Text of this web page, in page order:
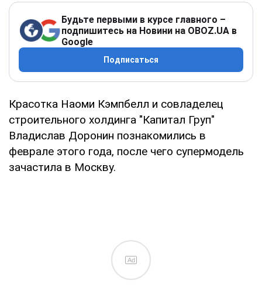
Будьте первыми в курсе главного –
подпишитесь на Новини на OBOZ.UA в
Google
Подписаться
Красотка Наоми Кэмпбелл и совладелец
строительного холдинга "Капитал Груп"
Владислав Доронин познакомились в
феврале этого года, после чего супермодель
зачастила в Москву.
Ad